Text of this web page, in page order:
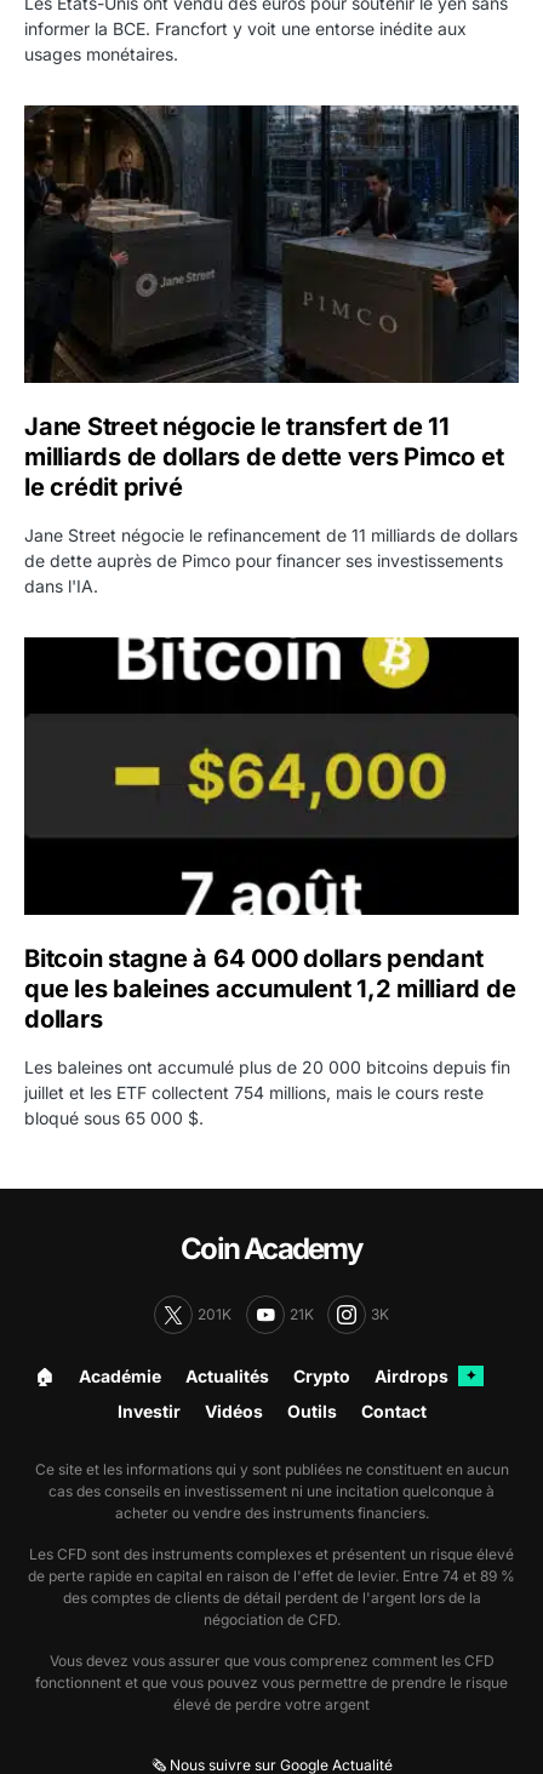
informer la BCE. Francfort y voit une entorse inédite aux
usages monétaires.
Jane Street négocie le transfert de 11 milliards de
Jane Street négocie le transfert de 11
milliards de dollars de dette vers Pimco et
le crédit privé
Jane Street négocie le refinancement de 11 milliards de dollars
de dette auprès de Pimco pour financer ses investissements
dans l'IA.
Bitcoin stagne à 64 000 dollars pendant que les
Bitcoin stagne à 64 000 dollars pendant
que les baleines accumulent 1,2 milliard de
dollars
Les baleines ont accumulé plus de 20 000 bitcoins depuis fin
juillet et les ETF collectent 754 millions, mais le cours reste
bloqué sous 65 000 $.
Coin Academy
201K 21K 3K
🏠︎ Académie Actualités Crypto Airdrops ✦
Investir Vidéos Outils Contact
Ce site et les informations qui y sont publiées ne constituent en aucun
cas des conseils en investissement ni une incitation quelconque à
acheter ou vendre des instruments financiers.
Les CFD sont des instruments complexes et présentent un risque élevé
de perte rapide en capital en raison de l'effet de levier. Entre 74 et 89 %
des comptes de clients de détail perdent de l'argent lors de la
négociation de CFD.
Vous devez vous assurer que vous comprenez comment les CFD
fonctionnent et que vous pouvez vous permettre de prendre le risque
élevé de perdre votre argent
🗞️ Nous suivre sur Google Actualité